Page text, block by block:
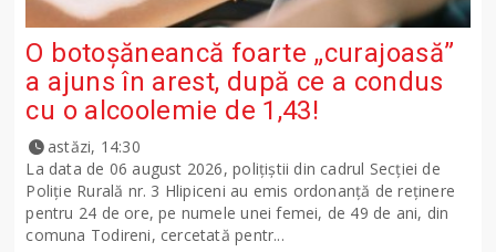
O botoșăneancă foarte „curajoasă”
a ajuns în arest, după ce a condus
cu o alcoolemie de 1,43!
astăzi, 14:30
La data de 06 august 2026, polițiștii din cadrul Secției de
Poliție Rurală nr. 3 Hlipiceni au emis ordonanță de reținere
pentru 24 de ore, pe numele unei femei, de 49 de ani, din
comuna Todireni, cercetată pentr...